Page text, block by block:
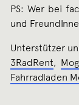
PS: Wer bei
und
Unterstützer
3RadRent,
Fahrradladen